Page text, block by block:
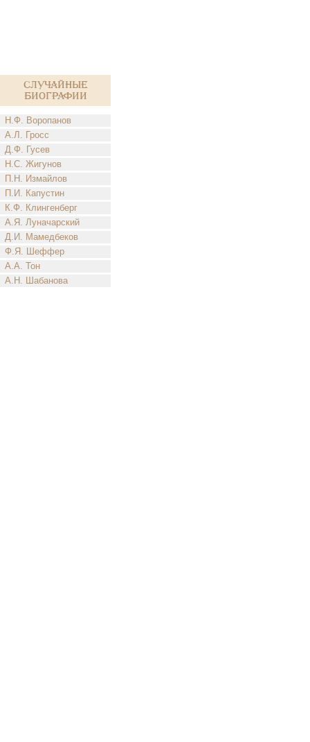
Случайные
биографии
Н.Ф. Воропанов
А.Л. Гросс
Д.Ф. Гусев
Н.С. Жигунов
П.Н. Измайлов
П.И. Капустин
К.Ф. Клингенберг
А.Я. Луначарский
Д.И. Мамедбеков
Ф.Я. Шеффер
А.А. Тон
А.Н. Шабанова